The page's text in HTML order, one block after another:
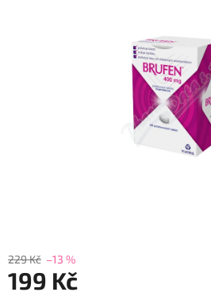
229 Kč –13 %
199 Kč